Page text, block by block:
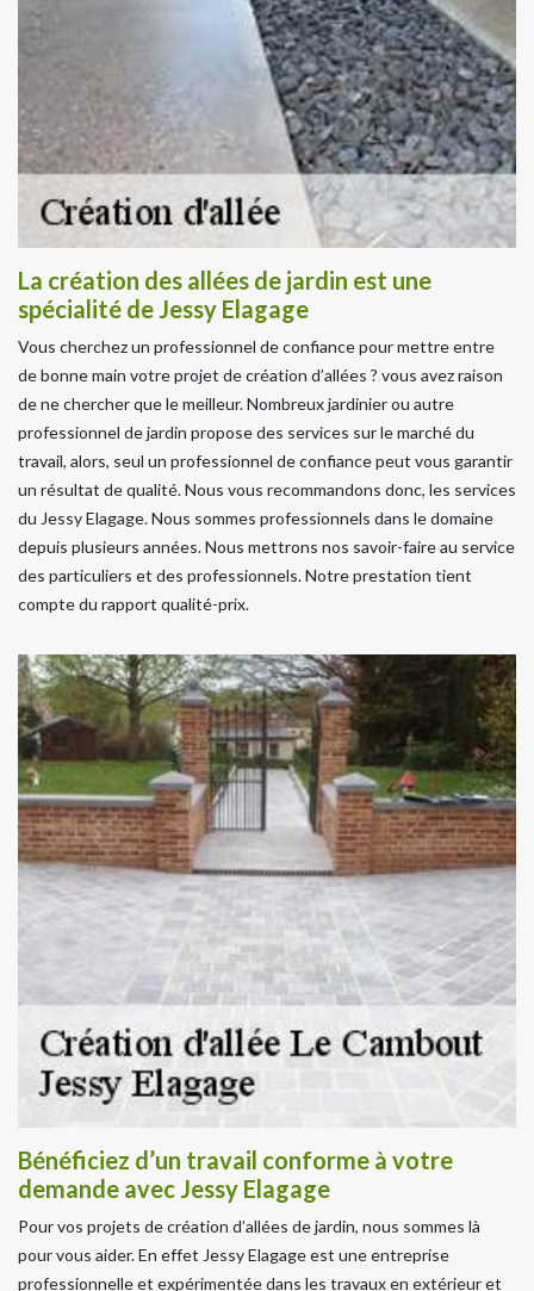
La création des allées de jardin est une
spécialité de Jessy Elagage
Vous cherchez un professionnel de confiance pour mettre entre
de bonne main votre projet de création d’allées ? vous avez raison
de ne chercher que le meilleur. Nombreux jardinier ou autre
professionnel de jardin propose des services sur le marché du
travail, alors, seul un professionnel de confiance peut vous garantir
un résultat de qualité. Nous vous recommandons donc, les services
du Jessy Elagage. Nous sommes professionnels dans le domaine
depuis plusieurs années. Nous mettrons nos savoir-faire au service
des particuliers et des professionnels. Notre prestation tient
compte du rapport qualité-prix.
Bénéficiez d’un travail conforme à votre
demande avec Jessy Elagage
Pour vos projets de création d’allées de jardin, nous sommes là
pour vous aider. En effet Jessy Elagage est une entreprise
professionnelle et expérimentée dans les travaux en extérieur et